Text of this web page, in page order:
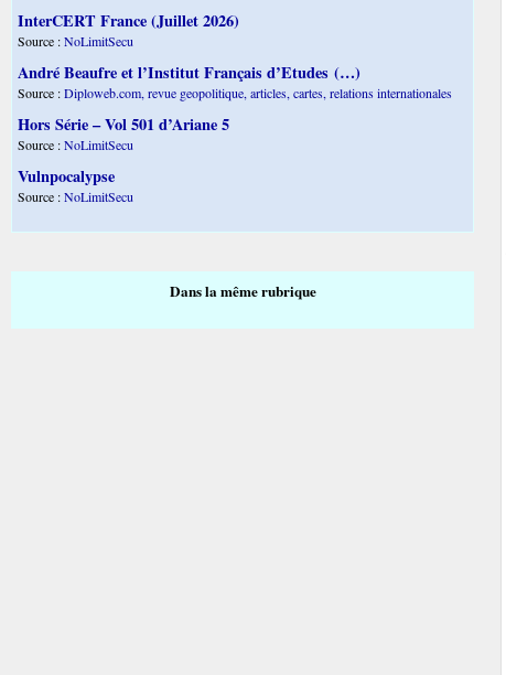
InterCERT France (Juillet 2026)
Source :NoLimitSecu
André Beaufre et l’Institut Français d’Etudes (…)
Source :Diploweb.com, revue geopolitique, articles, cartes, relations internationales
Hors Série – Vol 501 d’Ariane 5
Source :NoLimitSecu
Vulnpocalypse
Source :NoLimitSecu
Dans la même rubrique